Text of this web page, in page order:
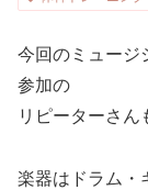
今回のミュージ
参加の
リピーターさん
楽器はドラム・